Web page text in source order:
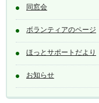
同窓会
ボランティアのページ
ほっとサポートだより
お知らせ